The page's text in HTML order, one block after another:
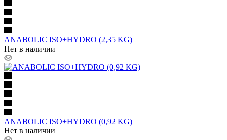
ANABOLIC ISO+HYDRO (2,35 KG)
Нет в наличии
ANABOLIC ISO+HYDRO (0,92 KG)
Нет в наличии